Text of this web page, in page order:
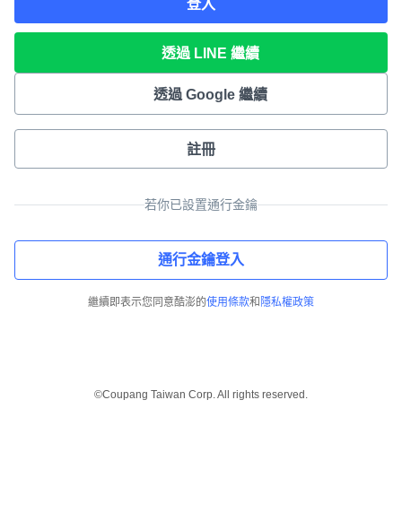
登入
透過 LINE 繼續
透過 Google 繼續
註冊
若你已設置通行金鑰
通行金鑰登入
繼續即表示您同意酷澎的使用條款和 隱私權政策
©Coupang Taiwan Corp. All rights reserved.